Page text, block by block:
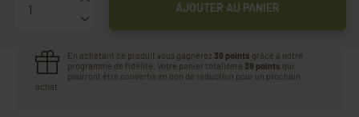
AJOUTER AU PANIER
En achetant ce produit vous gagnerez 39 points grâce à notre
programme de fidélité. Votre panier totalisera 39 points qui
pourront être convertis en bon de réduction pour un prochain
achat.